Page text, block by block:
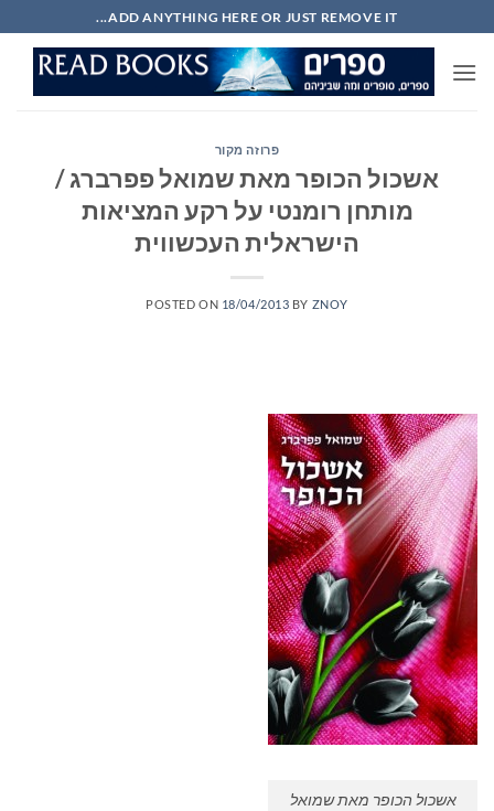
to
content
ADD ANYTHING HERE OR JUST REMOVE IT...
פרוזה מקור
אשכול הכופר מאת שמואל פפרברג /
מותחן רומנטי על רקע המציאות
הישראלית העכשווית
POSTED ON 18/04/2013 BY ZNOY
אשכול הכופר מאת שמואל